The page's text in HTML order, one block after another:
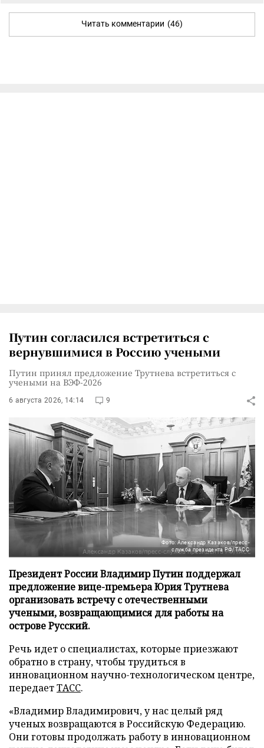
Читать комментарии (46)
Путин согласился встретиться с
вернувшимися в Россию учеными
Путин принял предложение Трутнева встретиться с
учеными на ВЭФ-2026
6 августа 2026, 14:14 9
Фото: Александр Казаков/пресс-
служба президента РФ/ТАСС
Президент России Владимир Путин поддержал
предложение вице-премьера Юрия Трутнева
организовать встречу с отечественными
учеными, возвращающимися для работы на
острове Русский.
Речь идет о специалистах, которые приезжают
обратно в страну, чтобы трудиться в
инновационном научно-технологическом центре,
передаетТАСС.
«Владимир Владимирович, у нас целый ряд
ученых возвращаются в Российскую Федерацию.
Они готовы продолжать работу в инновационном